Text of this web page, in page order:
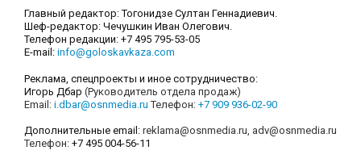
Главный редактор: Тогонидзе Султан Геннадиевич.
Шеф-редактор: Чечушкин Иван Олегович.
Телефон редакции: +7 495 795-53-05
E-mail: info@goloskavkaza.com
Реклама, спецпроекты и иное сотрудничество:
Игорь Дбар (Руководитель отдела продаж)
Email: i.dbar@osnmedia.ru Телефон: +7 909 936-02-90
Дополнительные email: reklama@osnmedia.ru, adv@osnmedia.ru
Телефон: +7 495 004-56-11